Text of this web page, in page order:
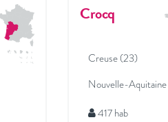
Crocq
Creuse (23)
Nouvelle-Aquitaine
417 hab